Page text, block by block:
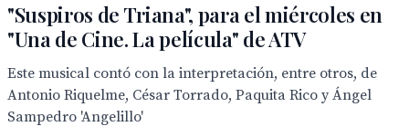
"Suspiros de Triana", para el miércoles en
"Una de Cine. La película" de ATV
Este musical contó con la interpretación, entre otros, de
Antonio Riquelme, César Torrado, Paquita Rico y Ángel
Sampedro 'Angelillo'